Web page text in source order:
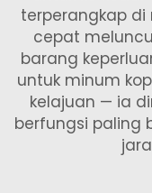
terperangkap di
cepat
barang
untuk minum
kelajuan — ia
berfungsi paling